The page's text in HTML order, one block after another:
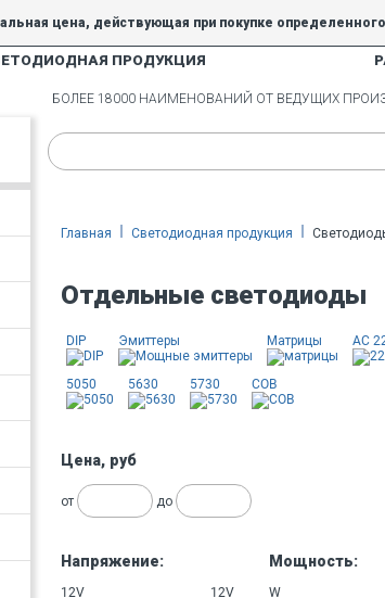
цена, действующая при покупке
общие скидки 5% и 10% не действуют.
ПРОДУКЦИЯ
БОЛЕЕ 18000 НАИМЕНОВАНИЙ ОТ ВЕДУЩИХ
Главная Светодиодная продукция
Отдельные светодиоды
DIP Эмиттеры Матрицы AC
5050 5630 5730 COB
Цена, руб
от до
Напряжение:
12V 12V
Мощность:
W